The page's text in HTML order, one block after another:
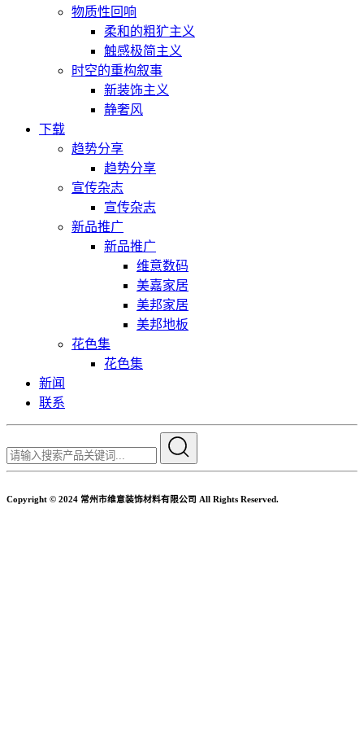
物质性回响
柔和的粗犷主义
触感极简主义
时空的重构叙事
新装饰主义
静奢风
下载
趋势分享
趋势分享
宣传杂志
宣传杂志
新品推广
新品推广
维意数码
美嘉家居
美邦家居
美邦地板
花色集
花色集
新闻
联系
Copyright © 2024 常州市维意装饰材料有限公司 All Rights Reserved.